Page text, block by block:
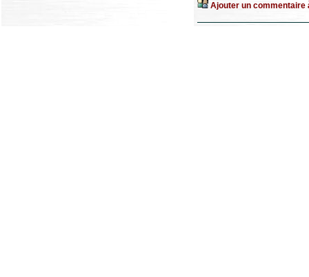
Ajouter un commentaire